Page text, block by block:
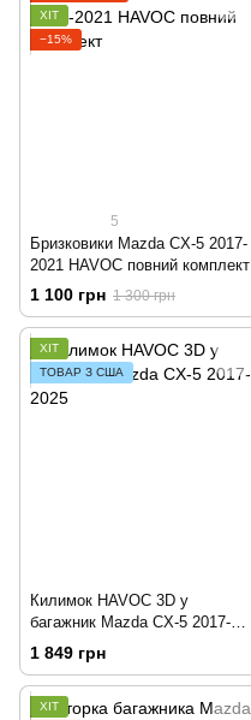
ХІТ
−15%
5
Бризковики Mazda CX-5 2017-
2021 HAVOC повний комплект
1 100 грн 1 300 грн
ХІТ
ТОВАР З США
Килимок HAVOC 3D у
багажник Mazda CX-5 2017-
2025
1 849 грн
ХІТ